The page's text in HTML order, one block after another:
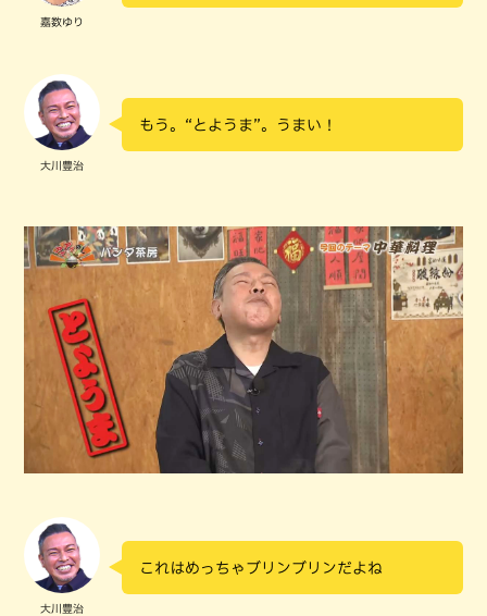
嘉数ゆり
大川豊治
もう。“とようま”。うまい！
大川豊治
これはめっちゃブリンブリンだよね